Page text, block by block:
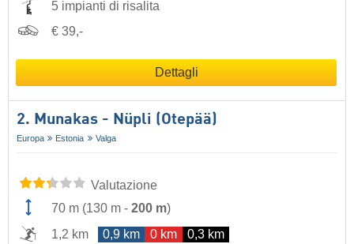
5 impianti di risalita
€ 39,-
Dettagli
2. Munakas - Nüpli (Otepää)
Europa Estonia Valga
Valutazione
70 m (130 m - 200 m)
1,2 km
0,9 km 0 km 0,3 km